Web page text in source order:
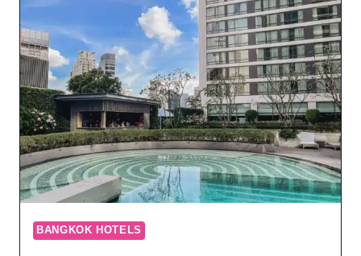
BANGKOK
–
DAS
LUXUSHOTEL
IM
DETAIL
BANGKOK HOTELS